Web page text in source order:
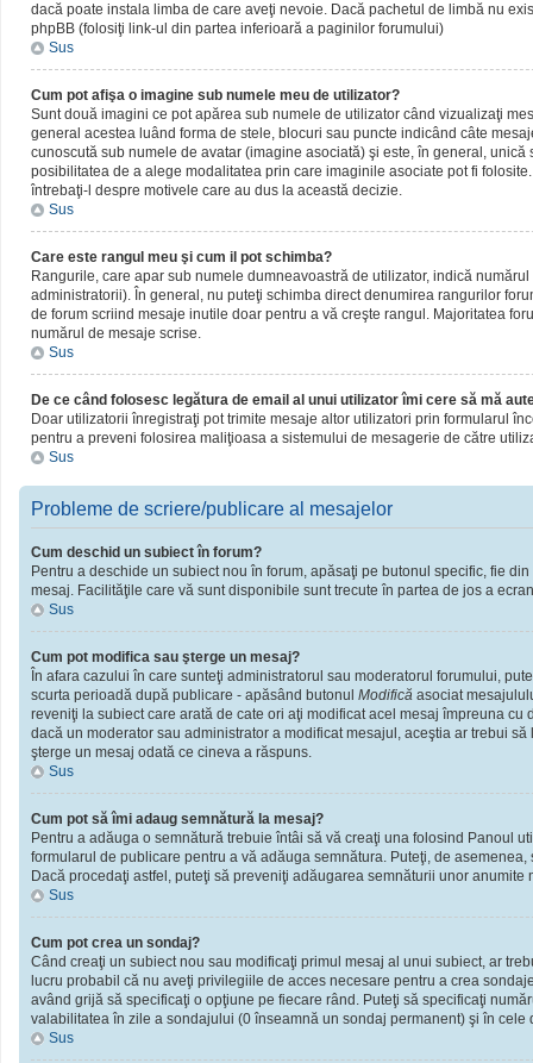
dacă poate instala limba de care aveţi nevoie. Dacă pachetul de limbă nu
phpBB (folosiţi link-ul din partea inferioară a paginilor forumului)
Sus
Cum pot afişa o imagine sub numele meu de utilizator?
Sunt două imagini ce pot apărea sub numele de utilizator când vizualizaţi
general acestea luând forma de stele, blocuri sau puncte indicând câte
cunoscută sub numele de avatar (imagine asociată) şi este, în general,
posibilitatea de a alege modalitatea prin care imaginile asociate pot fi
întrebaţi-l despre motivele care au dus la această decizie.
Sus
Care este rangul meu şi cum il pot schimba?
Rangurile, care apar sub numele dumneavoastră de utilizator, indică
administratorii). În general, nu puteţi schimba direct denumirea rangurilor
de forum scriind mesaje inutile doar pentru a vă creşte rangul. Majoritatea
numărul de mesaje scrise.
Sus
De ce când folosesc legătura de email al unui utilizator îmi cere să mă
Doar utilizatorii înregistraţi pot trimite mesaje altor utilizatori prin formularul
pentru a preveni folosirea maliţioasa a sistemului de mesagerie de către
Sus
Probleme de scriere/publicare al mesajelor
Cum deschid un subiect în forum?
Pentru a deschide un subiect nou în forum, apăsaţi pe butonul specific, fie
mesaj. Facilităţile care vă sunt disponibile sunt trecute în partea de jos a
Sus
Cum pot modifica sau şterge un mesaj?
În afara cazului în care sunteţi administratorul sau moderatorul forumului,
scurta perioadă după publicare - apăsând butonul Modifică asociat
reveniţi la subiect care arată de cate ori aţi modificat acel mesaj împreuna
dacă un moderator sau administrator a modificat mesajul, aceştia ar trebui
şterge un mesaj odată ce cineva a răspuns.
Sus
Cum pot să îmi adaug semnătură la mesaj?
Pentru a adăuga o semnătură trebuie întâi să vă creaţi una folosind Panoul
formularul de publicare pentru a vă adăuga semnătura. Puteţi, de
Dacă procedaţi astfel, puteţi să preveniţi adăugarea semnăturii unor
Sus
Cum pot crea un sondaj?
Când creaţi un subiect nou sau modificaţi primul mesaj al unui subiect, ar
lucru probabil că nu aveţi privilegiile de acces necesare pentru a crea
având grijă să specificaţi o opţiune pe fiecare rând. Puteţi să specificaţi
valabilitatea în zile a sondajului (0 înseamnă un sondaj permanent) şi în
Sus